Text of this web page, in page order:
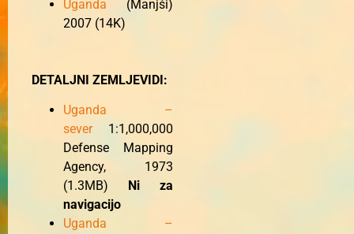
Uganda (Manjši)
2007 (14K)
DETALJNI ZEMLJEVIDI:
Uganda –
sever
1:1,000,000
Defense Mapping
Agency, 1973
(1.3MB) Ni za
navigacijo
Uganda –